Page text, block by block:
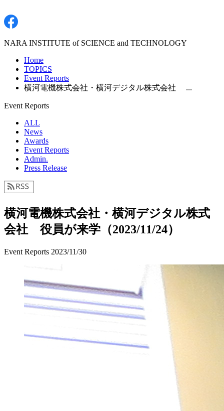
NARA INSTITUTE of SCIENCE and TECHNOLOGY
Home
TOPICS
Event Reports
横河電機株式会社・横河デジタル株式会社 ...
Event Reports
ALL
News
Awards
Event Reports
Admin.
Press Release
横河電機株式会社・横河デジタル株式
会社 役員が来学（2023/11/24）
Event Reports 2023/11/30